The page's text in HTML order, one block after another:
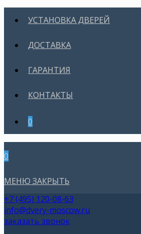
УСТАНОВКА ДВЕРЕЙ
ДОСТАВКА
ГАРАНТИЯ
КОНТАКТЫ
0
0
МЕНЮ ЗАКРЫТЬ
+7 (495) 120-08-63
info@dvery-moscow.ru
заказать звонок